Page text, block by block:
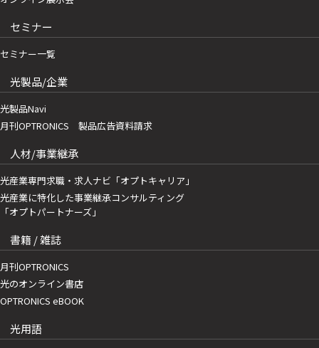
セミナー
セミナー一覧
光製品/企業
光製品Navi
月刊OPTRONICS 製品広告資料請求
人材/事業継承
光産業専門求職・求人ナビ「オプトキャリア」
光産業に特化した事業継承コンサルティング
「オプトパートナーズ」
書籍 / 雑誌
月刊OPTRONICS
光のオンライン書店
OPTRONICS eBOOK
光用語